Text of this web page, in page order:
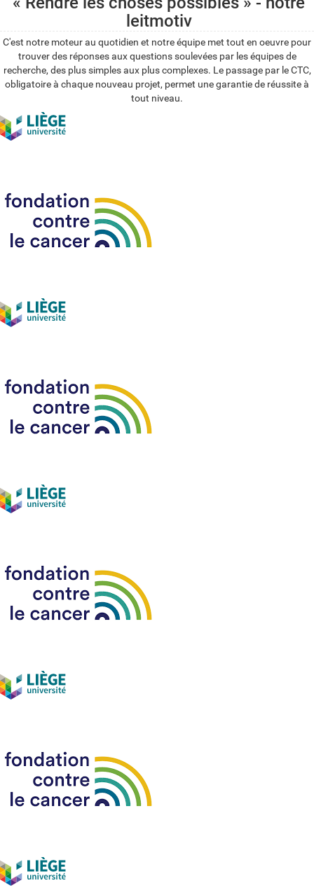
leitmotiv
C'est notre moteur au quotidien et notre équipe met tout en oeuvre pour
trouver des réponses aux questions soulevées par les équipes de
recherche, des plus simples aux plus complexes. Le passage par le CTC,
obligatoire à chaque nouveau projet, permet une garantie de réussite à
tout niveau.